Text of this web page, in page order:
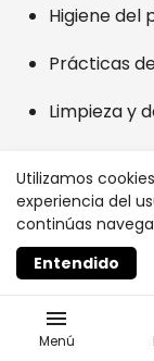
menu
Menú
Higiene del
Prácticas
Limpieza y
Manejo de
Recepción
Utilizamos
experiencia del
continúas
Entendido